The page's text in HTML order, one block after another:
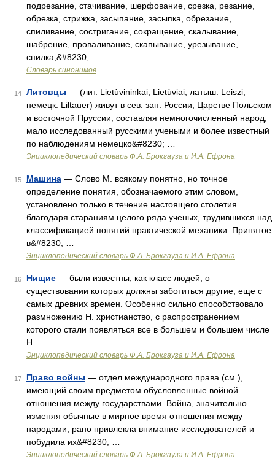
подрезание, стачивание, шерфование, срезка, резание,
обрезка, стрижка, засыпание, засыпка, обрезание,
спиливание, состригание, сокращение, скалывание,
шабрение, проваливание, скапывание, урезывание,
спилка,&#8230; …
Словарь синонимов
14 Литовцы — (лит. Lietùvininkai, Lietùviai, латыш. Leiszi,
немецк. Liltauer) живут в сев. зап. России, Царстве Польском
и восточной Пруссии, составляя немногочисленный народ,
мало исследованный русскими учеными и более известный
по наблюдениям немецко&#8230; …
Энциклопедический словарь Ф.А. Брокгауза и И.А. Ефрона
15 Машина — Слово М. всякому понятно, но точное
определение понятия, обозначаемого этим словом,
установлено только в течение настоящего столетия
благодаря стараниям целого ряда ученых, трудившихся над
классификацией понятий практической механики. Принятое
в&#8230; …
Энциклопедический словарь Ф.А. Брокгауза и И.А. Ефрона
16 Нищие — были известны, как класс людей, о
существовании которых должны заботиться другие, еще с
самых древних времен. Особенно сильно способствовало
размножению Н. христианство, с распространением
которого стали появляться все в большем и большем числе
Н …
Энциклопедический словарь Ф.А. Брокгауза и И.А. Ефрона
17 Право войны — отдел международного права (см.),
имеющий своим предметом обусловленные войной
отношения между государствами. Война, значительно
изменяя обычные в мирное время отношения между
народами, рано привлекла внимание исследователей и
побудила их&#8230; …
Энциклопедический словарь Ф.А. Брокгауза и И.А. Ефрона